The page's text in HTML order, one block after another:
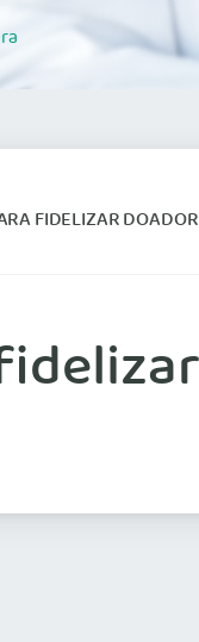
FIDELIZAR